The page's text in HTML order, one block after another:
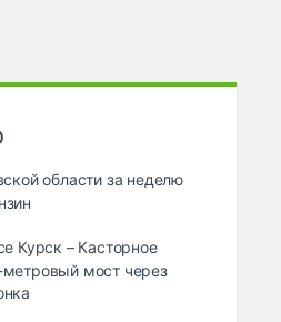
области за неделю
Курск – Касторное
мост через